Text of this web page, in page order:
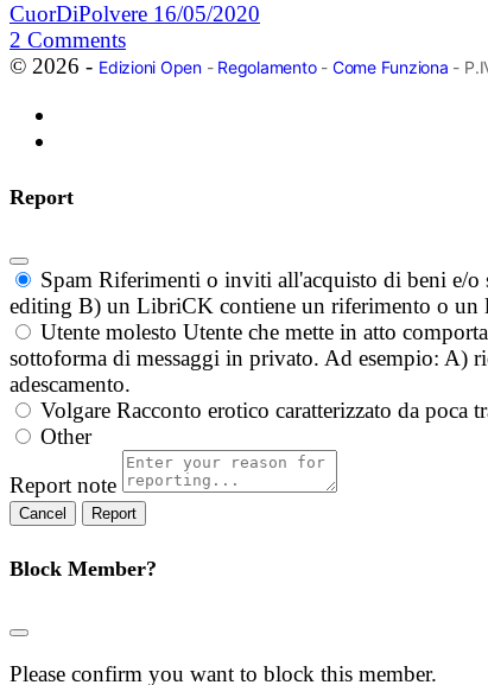
CuorDiPolvere 16/05/2020
2 Comments
© 2026 - Edizioni Open- Regolamento- Come Funziona -
Report
Spam Riferimenti o inviti all'acquisto di beni e/o
editing B) un LibriCK contiene un riferimento o un
Utente molesto Utente che mette in atto
sottoforma di messaggi in privato. Ad esempio: A)
adescamento.
Volgare Racconto erotico caratterizzato da poca
Other
Report note
Report
Block Member?
Please confirm you want to block this member.